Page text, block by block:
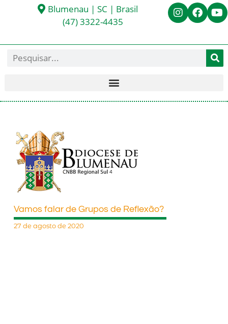
Blumenau | SC | Brasil
(47) 3322-4435
Vamos falar de Grupos de Reflexão?
27 de agosto de 2020